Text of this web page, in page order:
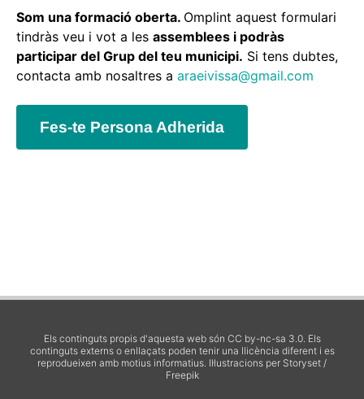
Som una formació oberta. Omplint aquest formulari
tindràs veu i vot a les assemblees i podràs
participar del Grup del teu municipi. Si tens dubtes,
contacta amb nosaltres a araeivissa@gmail.com
Fes-te Persona Adherida
Els continguts propis d'aquesta web són CC by-nc-sa 3.0. Els
continguts externs o enllaçats poden tenir una llicència diferent i es
reprodueixen amb motius informatius. Il·lustracions per Storyset /
Freepik